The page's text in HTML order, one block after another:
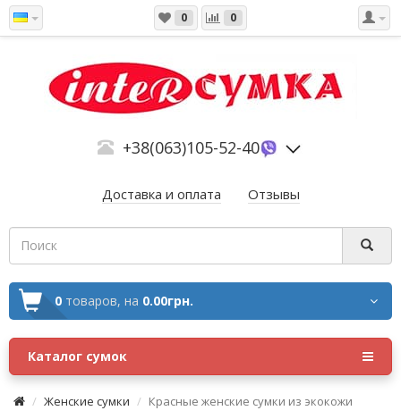
0 0
+38(063)105-52-40
Доставка и оплата Отзывы
0 товаров, на 0.00грн.
Каталог сумок
Женские сумки Красные женские сумки из экокожи